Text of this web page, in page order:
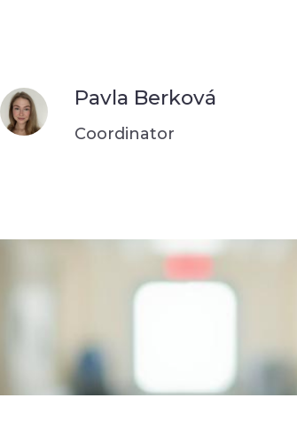
Pavla Berková
Coordinator